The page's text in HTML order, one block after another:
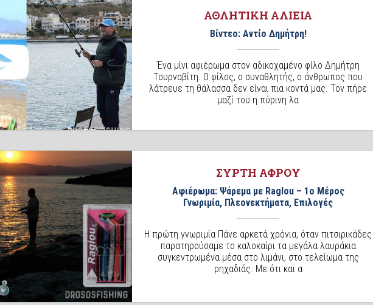
ΑΘΛΗΤΙΚΗ ΑΛΙΕΙΑ
Βίντεο: Αντίο Δημήτρη!
Ένα μίνι αφιέρωμα στον αδικοχαμένο φίλο Δημήτρη
Τουρναβίτη. Ο φίλος, ο συναθλητής, ο άνθρωπος που
λάτρευε τη θάλασσα δεν είναι πια κοντά μας. Τον πήρε
μαζί του η πύρινη λα
ΣΥΡΤΗ ΑΦΡΟΥ
Αφιέρωμα: Ψάρεμα με Raglou – 1ο Μέρος
Γνωριμία, Πλεονεκτήματα, Επιλογές
Η πρώτη γνωριμία Πάνε αρκετά χρόνια, όταν πιτσιρικάδες
παρατηρούσαμε το καλοκαίρι τα μεγάλα λαυράκια
συγκεντρωμένα μέσα στο λιμάνι, στο τελείωμα της
ρηχαδιάς. Με ότι και α